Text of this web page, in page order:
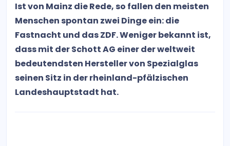
Ist von Mainz die Rede, so fallen den meisten
Menschen spontan zwei Dinge ein: die
Fastnacht und das ZDF. Weniger bekannt ist,
dass mit der Schott AG einer der weltweit
bedeutendsten Hersteller von Spezialglas
seinen Sitz in der rheinland-pfälzischen
Landeshauptstadt hat.